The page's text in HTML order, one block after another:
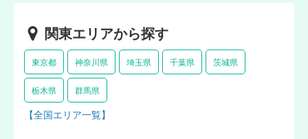
関東エリアから探す
東京都 神奈川県 埼玉県 千葉県 茨城県
栃木県 群馬県
【全国エリア一覧】